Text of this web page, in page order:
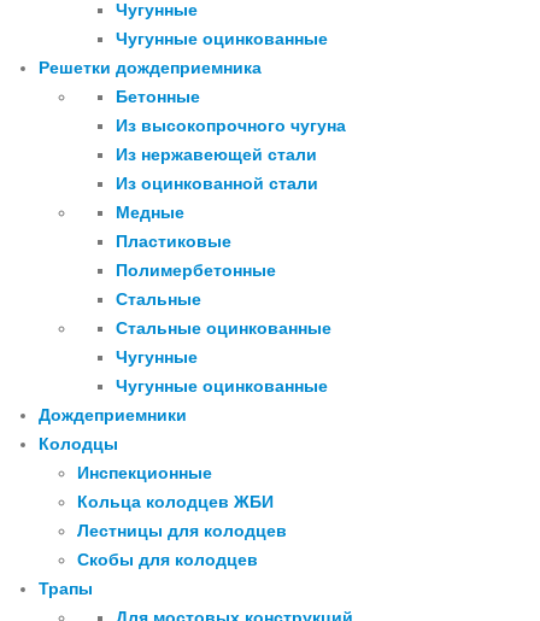
Чугунные
Чугунные оцинкованные
Решетки дождеприемника
Бетонные
Из высокопрочного чугуна
Из нержавеющей стали
Из оцинкованной стали
Медные
Пластиковые
Полимербетонные
Стальные
Стальные оцинкованные
Чугунные
Чугунные оцинкованные
Дождеприемники
Колодцы
Инспекционные
Кольца колодцев ЖБИ
Лестницы для колодцев
Скобы для колодцев
Трапы